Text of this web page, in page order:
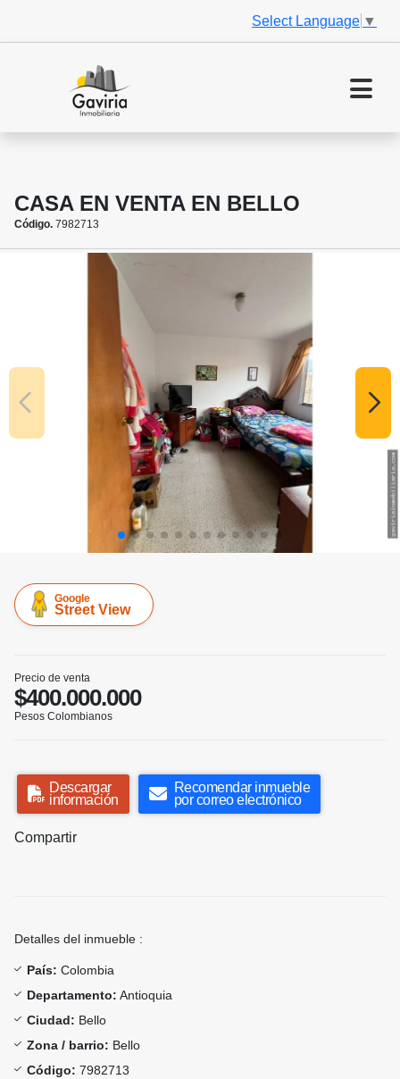
Select Language ▼
CASA EN VENTA EN BELLO
Código. 7982713
Google
Street View
Precio de venta
$400.000.000
Pesos Colombianos
Descargar
información
Recomendar inmueble
por correo electrónico
Compartir
Detalles del inmueble :
País: Colombia
Departamento: Antioquia
Ciudad: Bello
Zona / barrio: Bello
Código: 7982713